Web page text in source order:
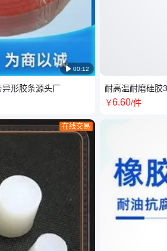
 00:12
形胶条源头厂
在线交易
耐高温耐磨硅胶
￥6.60/件